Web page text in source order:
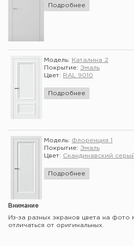
Подробнее
Модель:
Каталина 2
Покрытие: Эмаль
Цвет:
RAL 9010
Подробнее
Модель: Флоренция 1
Покрытие: Эмаль
Цвет: Скандинавский
Подробнее
Внимание
Из-за разных экранов цвета на фото
отличаться от оригинальных.